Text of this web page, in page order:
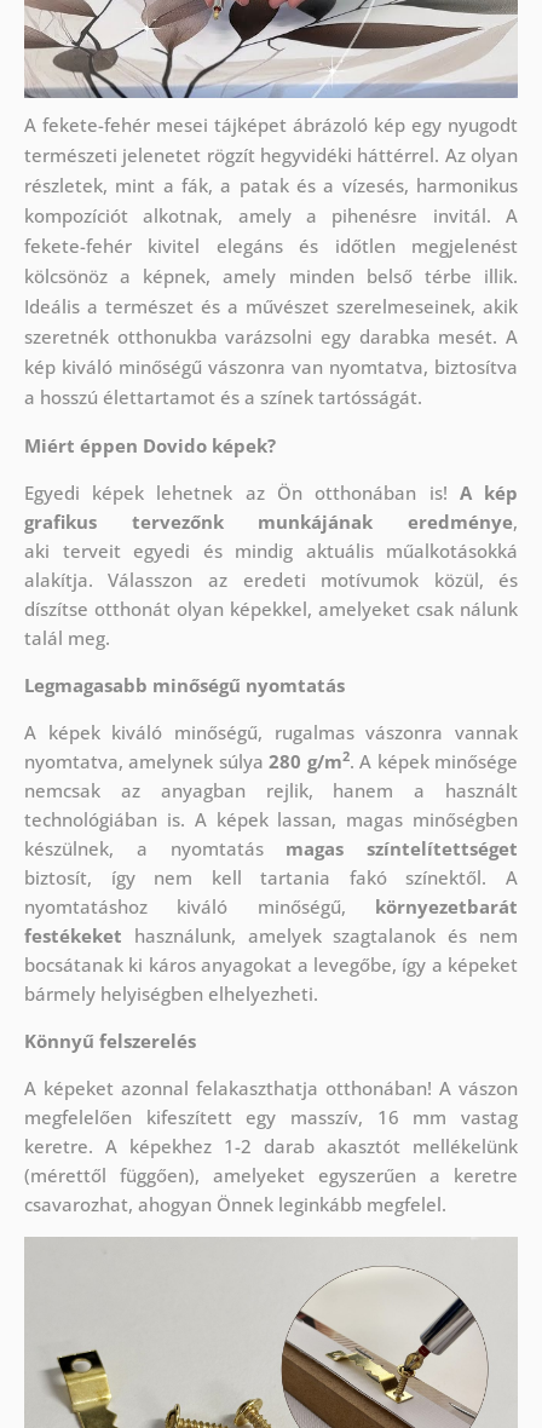
A fekete-fehér mesei tájképet ábrázoló kép egy nyugodt
természeti jelenetet rögzít hegyvidéki háttérrel. Az olyan
részletek, mint a fák, a patak és a vízesés, harmonikus
kompozíciót alkotnak, amely a pihenésre invitál. A
fekete-fehér kivitel elegáns és időtlen megjelenést
kölcsönöz a képnek, amely minden belső térbe illik.
Ideális a természet és a művészet szerelmeseinek, akik
szeretnék otthonukba varázsolni egy darabka mesét. A
kép kiváló minőségű vászonra van nyomtatva, biztosítva
a hosszú élettartamot és a színek tartósságát.
Miért éppen Dovido képek?
Egyedi képek lehetnek az Ön otthonában is! A kép
grafikus tervezőnk munkájának eredménye,
aki terveit egyedi és mindig aktuális műalkotásokká
alakítja. Válasszon az eredeti motívumok közül, és
díszítse otthonát olyan képekkel, amelyeket csak nálunk
talál meg.
Legmagasabb minőségű nyomtatás
A képek kiváló minőségű, rugalmas vászonra vannak
nyomtatva, amelynek súlya280 g/m2. A képek minősége
nemcsak az anyagban rejlik, hanem a használt
technológiában is. A képek lassan, magas minőségben
készülnek, a nyomtatás magas színtelítettséget
biztosít, így nem kell tartania fakó színektől. A
nyomtatáshoz kiváló minőségű, környezetbarát
festékeket használunk, amelyek szagtalanok és nem
bocsátanak ki káros anyagokat a levegőbe, így a képeket
bármely helyiségben elhelyezheti.
Könnyű felszerelés
A képeket azonnal felakaszthatja otthonában! A vászon
megfelelően kifeszített egy masszív, 16 mm vastag
keretre. A képekhez 1-2 darab akasztót mellékelünk
(mérettől függően), amelyeket egyszerűen a keretre
csavarozhat, ahogyan Önnek leginkább megfelel.